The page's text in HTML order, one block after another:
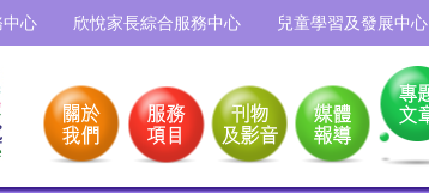
中心 欣悅家長綜合服務中心 兒童學習及發展中心